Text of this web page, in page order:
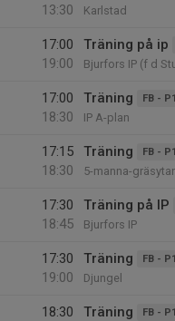
13:30
Karlstad
17:00
19:00
Träning på ip
Bjurfors IP (f d
17:00
18:30
Träning FB -
IP A-plan
17:15
18:30
Träning FB -
5-manna-
17:30
18:45
Träning på IP
Bjurfors IP
17:30
19:00
Träning FB -
Djungel
18:30
Träning FB -